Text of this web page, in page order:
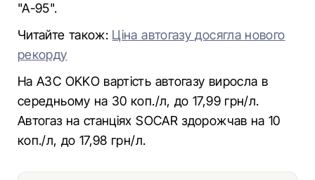
"А-95".
Читайте також: Ціна автогазу досягла нового
рекорду
На АЗС OKKО вартість автогазу виросла в
середньому на 30 коп./л, до 17,99 грн/л.
Автогаз на станціях SOCAR здорожчав на 10
коп./л, до 17,98 грн/л.